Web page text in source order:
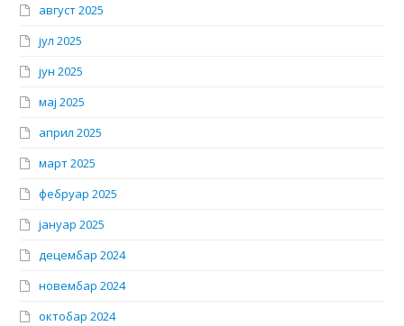
август 2025
јул 2025
јун 2025
мај 2025
април 2025
март 2025
фебруар 2025
јануар 2025
децембар 2024
новембар 2024
октобар 2024